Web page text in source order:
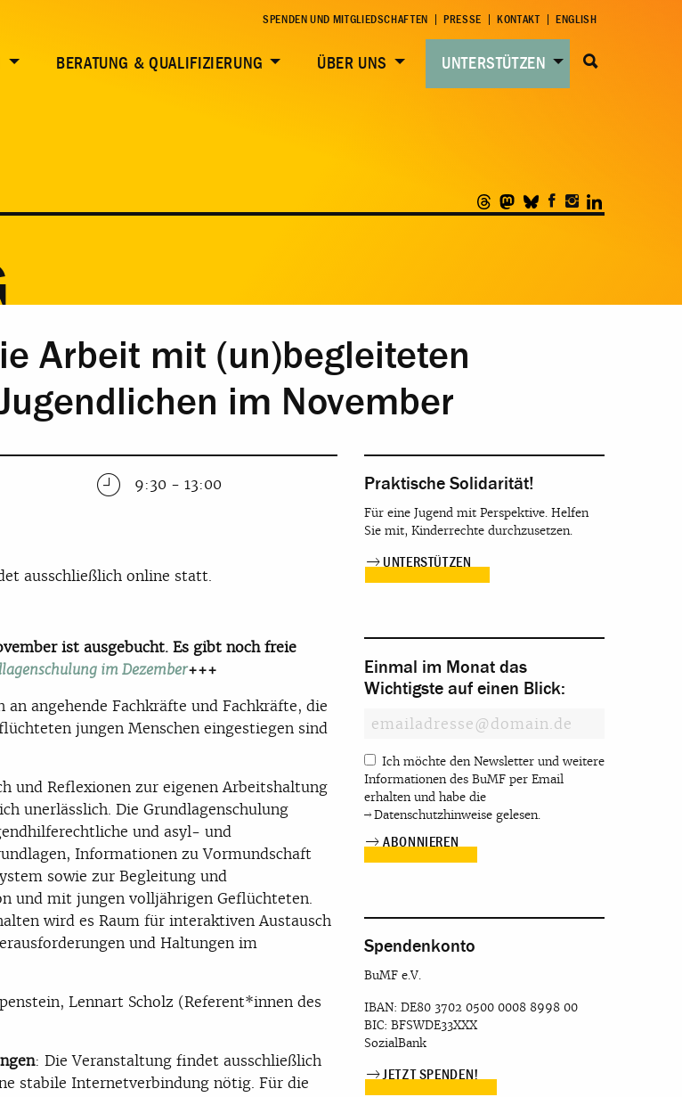
SPENDEN UND MITGLIEDSCHAFTEN PRESSE KONTAKT ENGLISH
BERATUNG & QUALIFIZIERUNG ÜBER UNS UNTERSTÜTZEN
Arbeit mit (un)begleiteten
im November
9:30 - 13:00
ausschließlich online statt.
ist ausgebucht. Es gibt noch freie
im Dezember+++
an angehende Fachkräfte und Fachkräfte, die
jungen Menschen eingestiegen sind
und Reflexionen zur eigenen Arbeitshaltung
unerlässlich. Die Grundlagenschulung
und asyl- und
Informationen zu Vormundschaft
sowie zur Begleitung und
und mit jungen volljährigen Geflüchteten.
wird es Raum für interaktiven Austausch
und Haltungen im
Lennart Scholz (Referent*innen des
: Die Veranstaltung findet ausschließlich
stabile Internetverbindung nötig. Für die
Praktische Solidarität!
Für eine Jugend mit Perspektive. Helfen
Sie mit, Kinderrechte durchzusetzen.
UNTERSTÜTZEN
Einmal im Monat das
Wichtigste auf einen Blick:
Ich möchte den Newsletter und weitere
Informationen des BuMF per Email
erhalten und habe die
Datenschutzhinweise gelesen.
Spendenkonto
BuMF e.V.
IBAN: DE80 3702 0500 0008 8998 00
BIC: BFSWDE33XXX
SozialBank
JETZT SPENDEN!